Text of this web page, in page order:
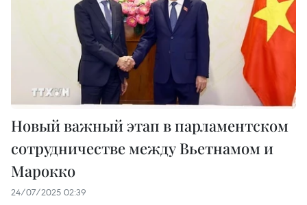
Новый важный этап в парламентском
сотрудничестве между Вьетнамом и
Марокко
24/07/2025 02:39